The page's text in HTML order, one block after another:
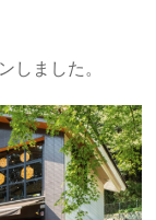
しました。